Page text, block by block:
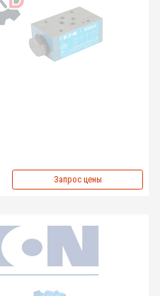
Запрос цены